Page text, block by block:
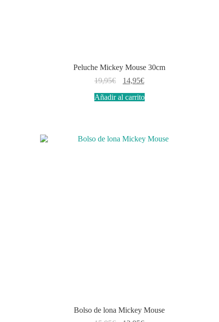
Peluche Mickey Mouse 30cm
19,95€
El
original
14,95€El
actual
Añadir al carrito
Bolso de lona Mickey Mouse